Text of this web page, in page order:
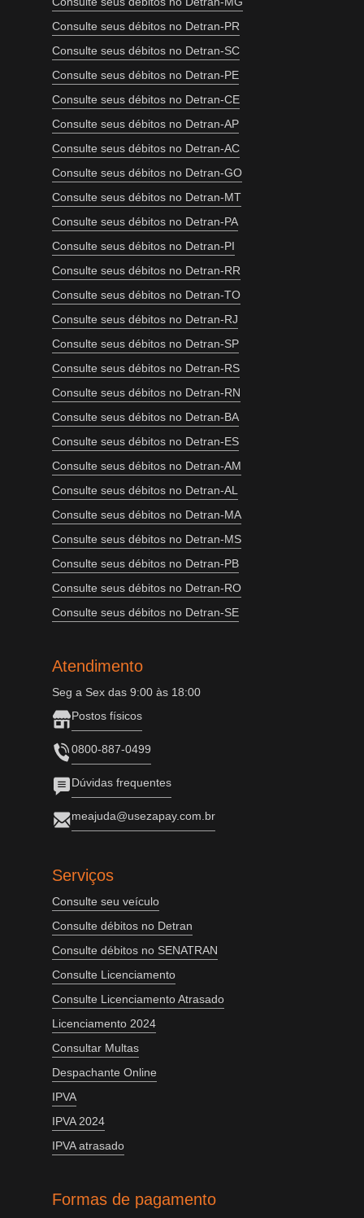
Consulte seus débitos no Detran-PR
Consulte seus débitos no Detran-SC
Consulte seus débitos no Detran-PE
Consulte seus débitos no Detran-CE
Consulte seus débitos no Detran-AP
Consulte seus débitos no Detran-AC
Consulte seus débitos no Detran-GO
Consulte seus débitos no Detran-MT
Consulte seus débitos no Detran-PA
Consulte seus débitos no Detran-PI
Consulte seus débitos no Detran-RR
Consulte seus débitos no Detran-TO
Consulte seus débitos no Detran-RJ
Consulte seus débitos no Detran-SP
Consulte seus débitos no Detran-RS
Consulte seus débitos no Detran-RN
Consulte seus débitos no Detran-BA
Consulte seus débitos no Detran-ES
Consulte seus débitos no Detran-AM
Consulte seus débitos no Detran-AL
Consulte seus débitos no Detran-MA
Consulte seus débitos no Detran-MS
Consulte seus débitos no Detran-PB
Consulte seus débitos no Detran-RO
Consulte seus débitos no Detran-SE
Atendimento
Seg a Sex das 9:00 às 18:00
Postos físicos
0800-887-0499
Dúvidas frequentes
meajuda@usezapay.com.br
Serviços
Consulte seu veículo
Consulte débitos no Detran
Consulte débitos no SENATRAN
Consulte Licenciamento
Consulte Licenciamento Atrasado
Licenciamento 2024
Consultar Multas
Despachante Online
IPVA
IPVA 2024
IPVA atrasado
Formas de pagamento